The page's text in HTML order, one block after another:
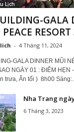
Lịch
GALA
- 4 Tháng 11, 2024
GALA DINNER MŨI
NGÀY 01 : ĐIỂM HẸN
trưa, Ăn tối ) 8h00
Nha Trang
6 Tháng 3, 2023